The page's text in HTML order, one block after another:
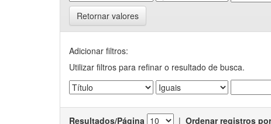
Retornar valores
Adicionar filtros:
Utilizar filtros para refinar o resultado de busca.
Resultados/Página | Ordenar registros por